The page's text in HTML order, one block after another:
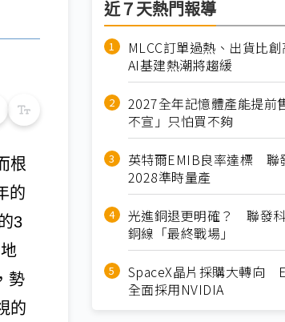
根
的
3
勢
的
近７天熱門報導
MLCC訂單過熱、出貨比
AI基建熱潮將趨緩
2027全年記憶體產能提
不宣」只怕買不夠
英特爾EMIB良率達標 聯
2028準時量產
光進銅退更明確？ 聯發
銅線「最終戰場」
SpaceX晶片採購大轉向
全面採用NVIDIA